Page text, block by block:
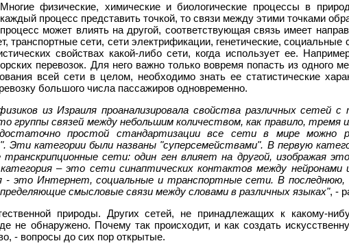
Многие физические, химические и биологические процессы в
каждый процесс представить точкой, то связи между этими точками
процесс может влиять на другой, соответствующая связь имеет
транспортные сети, сети электрификации, генетические, социальные
свойствах какой-либо сети, когда использует ее.
перевозок. Для него важно только вовремя попасть из одного
всей сети в целом, необходимо знать ее статистические
большого числа пассажиров одновременно.
из Израиля проанализировала свойства различных сетей с
группы связей между небольшим количеством, как правило, тремя
простой стандартизации все сети в мире можно
Эти категории были названы "суперсемействами". В первую
сети: один ген влияет на другой, изображая
– это сети синаптических контактов между нейронами
- это Интернет, социальные и транспортные сети. В
смысловые связи между словами в различных языках", -
природы. Других сетей, не принадлежащих к какому-
не обнаружено. Почему так происходит, и как создать
- вопросы до сих пор открытые.